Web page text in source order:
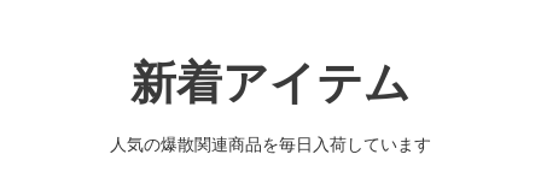
新着アイテム
人気の爆散関連商品を毎日入荷しています